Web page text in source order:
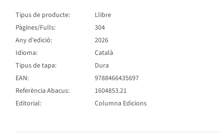
Tipus de producte:
Llibre
Pàgines/Fulls:
304
Any d'edició:
2026
Idioma:
Català
Tipus de tapa:
Dura
EAN:
9788466435697
Referència Abacus:
1604853.21
Editorial:
Columna Edicions